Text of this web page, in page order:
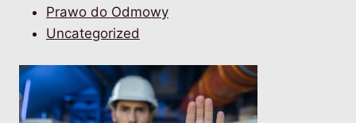
Prawo do Odmowy
Uncategorized